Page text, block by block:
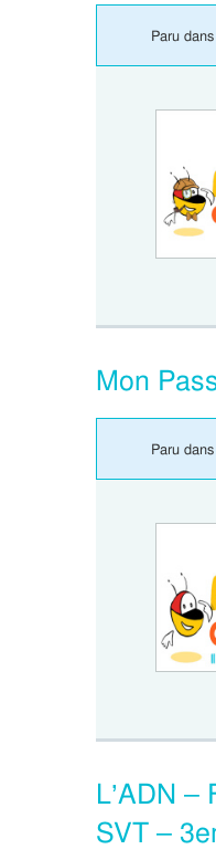
Paru
Mon
Paru
L’ADN
SVT –